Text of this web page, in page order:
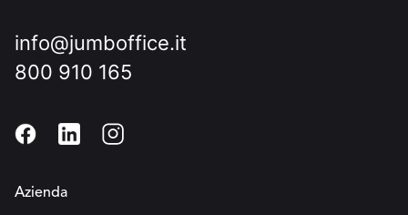
info@jumboffice.it
800 910 165
Azienda